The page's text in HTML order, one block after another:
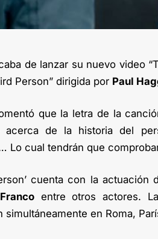
de lanzar su nuevo video
Person” dirigida por Paul
que la letra de la
acerca de la historia del
Lo cual tendrán que
cuenta con la actuación
entre otros actores.
simultáneamente en Roma,